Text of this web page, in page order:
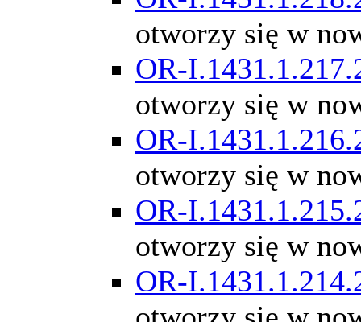
otworzy się w
OR-
otworzy się w
OR-
otworzy się w
OR-
otworzy się w
OR-